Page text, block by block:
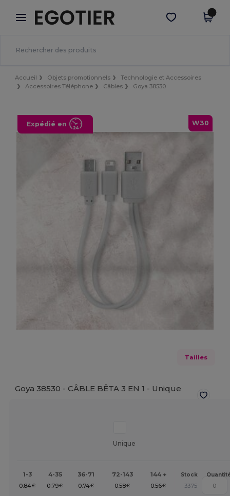
× Appli Egotier
Meilleurs prix sur l’app !
Obtenir l'appli
Accueil Objets promotionnels
Technologie et Accessoires
Accessoires Téléphone
Câbles Goya 38530
W30
Expédié en
Tailles
Goya 38530 - CÂBLE BÊTA 3 EN 1 - Unique
Unique
1-3 4-35 36-71 72-143 144 + Stock
0.84€ 0.79€ 0.74€ 0.58€ 0.56€ 3375